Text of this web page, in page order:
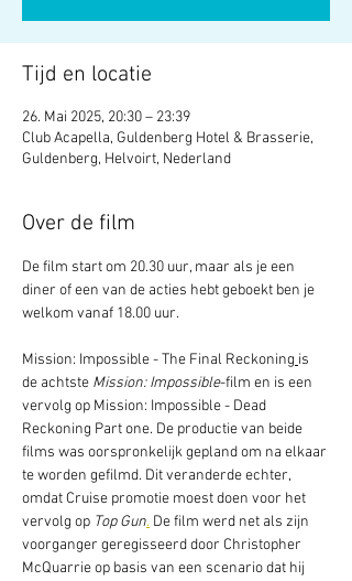
Tijd en locatie
26. Mai 2025, 20:30 – 23:39
Club Acapella, Guldenberg Hotel & Brasserie,
Guldenberg, Helvoirt, Nederland
Over de film
De film start om 20.30 uur, maar als je een
diner of een van de acties hebt geboekt ben je
welkom vanaf 18.00 uur.
Mission: Impossible - The Final Reckoning is
de achtste Mission: Impossible-film en is een
vervolg op Mission: Impossible - Dead
Reckoning Part one. De productie van beide
films was oorspronkelijk gepland om na elkaar
te worden gefilmd. Dit veranderde echter,
omdat Cruise promotie moest doen voor het
vervolg op Top Gun. De film werd net als zijn
voorganger geregisseerd door Christopher
McQuarrie op basis van een scenario dat hij